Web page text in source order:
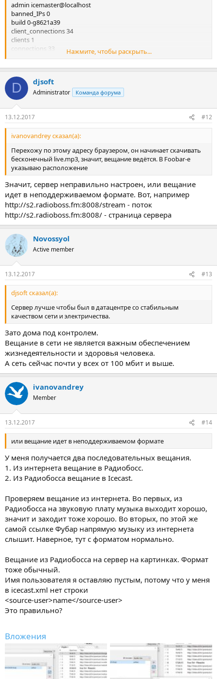
admin icemaster@localhost
banned_IPs 0
build 0-g8621a39
client_connections 34
clients 1
connections 33
file_connections 8
host 192.168.0.121
listener_connections 0
listeners 0
location Earth
outgoing_kbitrate 1
server_id Icecast 2.4.0-kh8
server_start 13/Dec/2017:15:10:14 +0300
source_client_connections 1
source_relay_connections 0
sources 1
stats 0
stats_connections 0
stream_kbytes_sent 0
Mount Point /live
M3UXSPF
List ClientsMove ListenersUpdate MetadataKill Source
audio_codecid 2
bitrate 128
connected 228
genre Other
incoming_bitrate 127888
listener_connections 0
listeners 0
listenurl http://192.168.0.121:8121/live
metadata_updated 13/Dec/2017:15:10:24 +0300
mpeg_channels 2
mpeg_samplerate 44100
outgoing_kbitrate 0
public 0
queue_size 65202
server_name RadioBOSS Stream
server_type audio/mpeg
server_url http://www.example.com
slow_listeners 0
source_ip 192.168.0.114
stream_start 13/Dec/2017:15:10:19 +0300
title melodicprogressive
total_bytes_read 3641149
total_bytes_sent 0
total_mbytes_sent 0
yp_currently_playing melodicprogressive
Support icecast development at www.icecast.org
Нажмите, чтобы раскрыть...
D djsoft
Administrator Команда форума
13.12.2017 #12
ivanovandrey сказал(а):
Перехожу по этому адресу браузером, он начинает скачивать
бесконечный live.mp3, значит, вещание ведётся. В Foobar-е
указываю расположение
Значит, сервер неправильно настроен, или вещание
идет в неподдерживаемом формате. Вот, например
http://s2.radioboss.fm:8008/stream - поток
http://s2.radioboss.fm:8008/ - страница сервера
Novossyol
Active member
13.12.2017 #13
djsoft сказал(а):
Сервер лучше чтобы был в датацентре со стабильным
качеством сети и электричества.
Зато дома под контролем.
Вещание в сети не является важным обеспечением
жизнедеятельности и здоровья человека.
А сеть сейчас почти у всех от 100 мбит и выше.
ivanovandrey
Member
13.12.2017 #14
или вещание идет в неподдерживаемом формате
У меня получается два последовательных вещания.
1. Из интернета вещание в Радиобосс.
2. Из Радиобосса вещание в Icecast.
Проверяем вещание из интернета. Во первых, из
Радиобосса на звуковую плату музыка выходит хорошо,
значит и заходит тоже хорошо. Во вторых, по этой же
самой ссылке Фубар напрямую музыку из интернета
слышит. Наверное, тут с форматом нормально.
Вещание из Радиобосса на сервер на картинках. Формат
тоже обычный.
Имя пользователя я оставляю пустым, потому что у меня
в icecast.xml нет строки
<source-user>name</source-user>
Это правильно?
Вложения